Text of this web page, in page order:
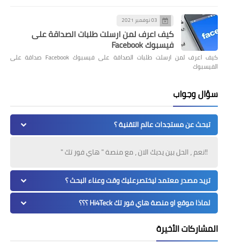
03 نوفمبر 2021
كيف اعرف لمن ارسلت طلبات الصداقة على
فيسبوك Facebook
كيف اعرف لمن ارسلت طلبات الصداقة على فيسبوك Facebook صداقة على
الفيسبوك
سؤال وجواب
تبحث عن مستجدات عالم التقنية ؟
!!نعم , الحل بين يديك الان ، مع منصة " هاي فور تك "
تريد مصدر معتمد ليختصرعليك وقت وعناء البحث ؟
لماذا موقع او منصة هاي فور تك Hi4Teck ؟؟؟
المشاركات الأخيرة